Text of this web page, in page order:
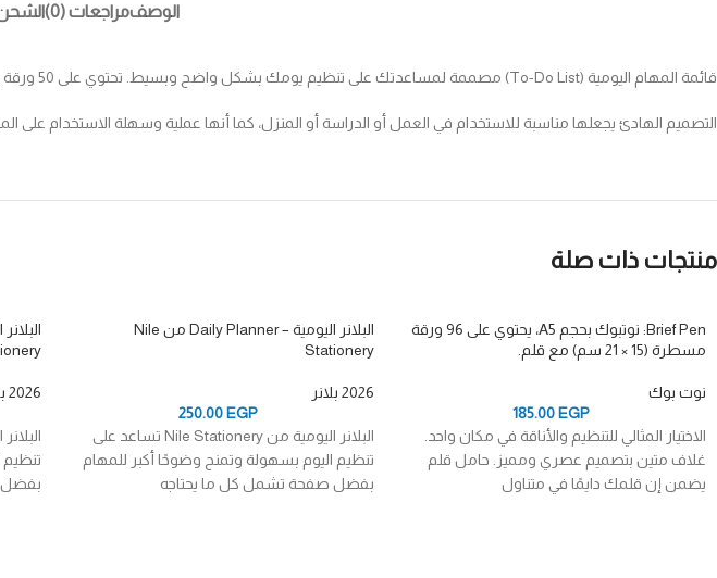
الوصفمراجعات (0)
قائمة المهام اليومية (To-Do List) مصممة لمساعدتك على تنظيم يومك بشكل واضح وبسيط. تحتوي على 50 ورقة بجودة عالية، مع مساحة مريحة لكتابة المهام اليومية ومتابعة إنجازها بدون أي تشتيت.
التصميم الهادئ يجعلها مناسبة للاستخدام في العمل أو الدراسة أو المنزل، كما أنها عملية وسهلة الاستخدام على
منتجات ذات صلة
Brief Pen: نوتبوك بحجم A5، يحتوي على 96 ورقة
مسطرة (15 × 21 سم) مع قلم.
نوت بوك
185.00 EGP
الاختيار المثالي للتنظيم والأناقة في مكان واحد.
غلاف متين بتصميم عصري ومميز. حامل قلم
يضمن إن قلمك دايمًا في متناول
البلانر اليومية – Daily Planner من Nile
Stationery
2026 بلانر
250.00 EGP
البلانر اليومية من Nile Stationery تساعد على
تنظيم اليوم بسهولة وتمنح وضوحًا أكبر للمهام
بفضل صفحة تشمل كل ما يحتاجه
2026 بلانر
بفضل